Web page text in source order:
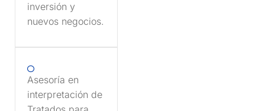
inversión y
nuevos negocios.
Asesoría en
interpretación de